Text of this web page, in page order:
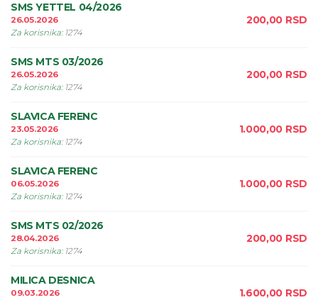
SMS YETTEL 04/2026
26.05.2026
Za korisnika: 1274
200,00 RSD
SMS MTS 03/2026
26.05.2026
Za korisnika: 1274
200,00 RSD
SLAVICA FERENC
23.05.2026
Za korisnika: 1274
1.000,00 RSD
SLAVICA FERENC
06.05.2026
Za korisnika: 1274
1.000,00 RSD
SMS MTS 02/2026
28.04.2026
Za korisnika: 1274
200,00 RSD
MILICA DESNICA
09.03.2026
1.600,00 RSD